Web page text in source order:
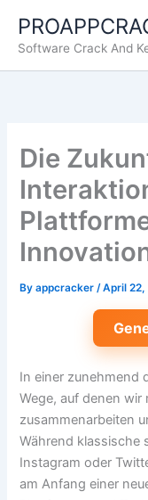
content
Software Crack And
Die
Byappcracker/April 22,
In einer zunehmend
Wege, auf denen
zusammenarbeiten
Während klassische
Instagram oder
am Anfang einer